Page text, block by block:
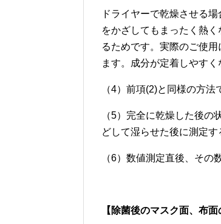
ドライヤーで乾燥させる
をかざしてもまったく熱
るためです。実際のご使
ます。成分が定着しやすく
（4）前項(2)と同様の方法
（5）完全に乾燥した後
どして湿らせた後に測定す
（6）数値測定直後、その
【除菌後のマスク面、布面